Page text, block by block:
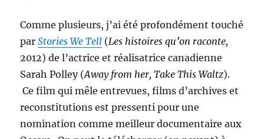
Comme plusieurs, j’ai été profondément touché
parStories We Tell (Les histoires qu’on raconte,
2012) de l’actrice et réalisatrice canadienne
Sarah Polley (Away from her, Take This Waltz).
Ce film qui mêle entrevues, films d’archives et
reconstitutions est pressenti pour une
nomination comme meilleur documentaire aux